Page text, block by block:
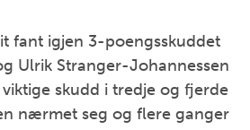
fant igjen 3-poengsskuddet
Ulrik Stranger-Johannessen
skudd i tredje og fjerde
nærmet seg og flere ganger